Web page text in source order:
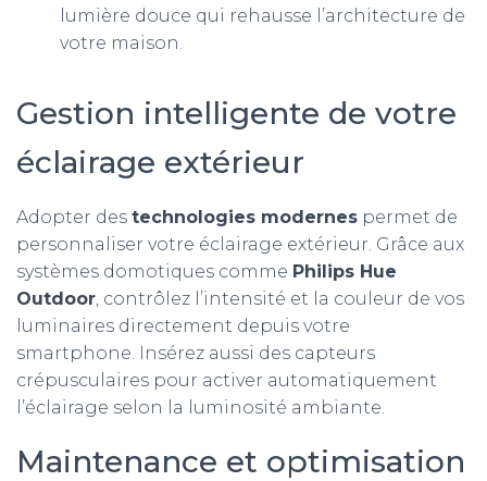
lumière douce qui rehausse l’architecture de
votre maison.
Gestion intelligente de votre
éclairage extérieur
Adopter des technologies modernes permet de
personnaliser votre éclairage extérieur. Grâce aux
systèmes domotiques comme Philips Hue
Outdoor , contrôlez l’intensité et la couleur de vos
luminaires directement depuis votre
smartphone. Insérez aussi des capteurs
crépusculaires pour activer automatiquement
l’éclairage selon la luminosité ambiante.
Maintenance et optimisation